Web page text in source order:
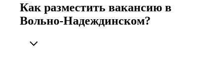
Как разместить вакансию в
Вольно-Надеждинском?